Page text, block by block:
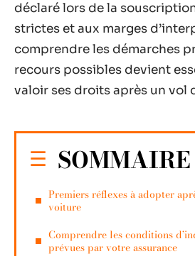
déclaré lors de la
strictes et aux marges
comprendre les démarches
recours possibles devient
valoir ses droits après un vol
SOMMAIRE
Premiers réflexes à adopter
voiture
Comprendre les conditions
prévues par votre assurance